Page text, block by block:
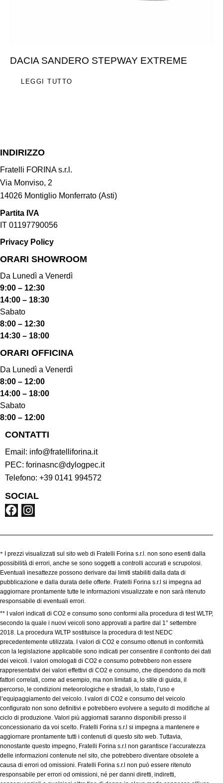
DACIA SANDERO STEPWAY EXTREME
LEGGI TUTTO
INDIRIZZO
Fratelli FORINA s.r.l.
Via Monviso, 2
14026 Montiglio Monferrato (Asti)
Partita IVA
IT 01197790056
Privacy Policy
ORARI SHOWROOM​
Da Lunedì a Venerdì
9:00 – 12:30
14:00 – 18:30
Sabato
8:00 – 12:30
14:30 – 18:00
ORARI OFFICINA
Da Lunedì a Venerdì
8:00 – 12:00
14:00 – 18:00
Sabato
8:00 – 12:00
CONTATTI
Email: info@fratelliforina.it
PEC: forinasnc@dylogpec.it
Telefono: +39 0141 994572
SOCIAL
*
I prezzi visualizzati sul sito web di Fratelli Forina s.r.l. non sono esenti dalla
possibilità di errori, anche se sono soggetti a controlli accurati e scrupolosi.
Eventuali inesattezze possono derivare dai limiti stabiliti dalla data di
pubblicazione e dalla durata delle offerte. Fratelli Forina s.r.l si impegna ad
aggiornare prontamente tutte le informazioni visualizzate e non sarà ritenuto
responsabile di eventuali errori.
** I valori indicati di CO2 e consumo sono conformi alla procedura di test WLTP,
secondo la quale i nuovi veicoli sono approvati a partire dal 1° settembre
2018. La procedura WLTP sostituisce la procedura di test NEDC
precedentemente utilizzata. I valori di CO2 e consumo ottenuti in conformità
con la legislazione applicabile sono indicati per consentire il confronto dei dati
dei veicoli. I valori omologati di CO2 e consumo potrebbero non essere
rappresentativi dei valori effettivi di CO2 e consumo, che dipendono da molti
fattori correlati, come ad esempio, ma non limitati a, lo stile di guida, il
percorso, le condizioni meteorologiche e stradali, lo stato, l’uso e
l’equipaggiamento del veicolo. I valori di CO2 e consumo del veicolo
configurato non sono definitivi e potrebbero evolvere a seguito di modifiche al
ciclo di produzione. Valori più aggiornati saranno disponibili presso il
concessionario da voi scelto. Fratelli Forina s.r.l si impegna a mantenere e
aggiornare prontamente tutti i contenuti di questo sito web. Tuttavia,
nonostante questo impegno, Fratelli Forina s.r.l non garantisce l’accuratezza
delle informazioni contenute nel sito, che potrebbero diventare obsolete a
causa di errori od omissioni. Fratelli Forina s.r.l non può essere ritenuto
responsabile per errori od omissioni, né per danni diretti, indiretti,